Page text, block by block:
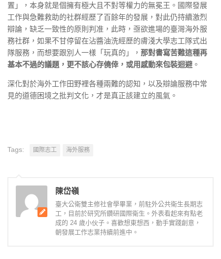
置」，本身就是個擁有極大且不對等權力的無冕王。國際發展
工作與急難救助的社群經歷了百餘年的發展，對此仍持續激烈
辯論，缺乏一致性的原則判准，此時，亟欲進場的臺灣海外服
務社群，如果不甘停留在沾醬油洗經歷的膚淺大學志工隊式出
隊服務，而想要跟別人一樣「玩真的」， 那對書寫苦難這種再
基本不過的議題，更不該心存僥倖，或用感動來包裝迴避 。
深化對於海外工作田野裡各種兩難的認知，以及辯論服務中常
見的道德困境之批判文化，才是真正該建立的風氣。
Tags: 國際志工 海外服務
陳岱嶺
臺大公衛雙主修社會學畢業，前駐外公共衛生長期志
工，目前於研究所鑽研國際衛生。外表看起來有點老
成的 24 歲小伙子。喜歡想東想西，動手實踐創意，
朝發展工作志業持續前進中。